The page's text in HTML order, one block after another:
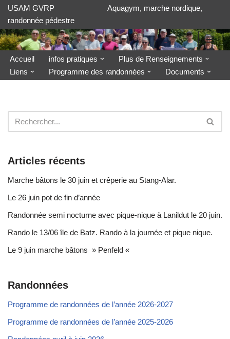
Aller
au
contenu
USAM GVRP Aquagym, marche nordique,
randonnée pédestre
Accueil infos pratiques
Plus de Renseignements
Liens
Programme des randonnées Documents
Articles récents
Marche bâtons le 30 juin et crêperie au Stang-Alar.
Le 26 juin pot de fin d’année
Randonnée semi nocturne avec pique-nique à Lanildut le 20 juin.
Rando le 13/06 île de Batz. Rando à la journée et pique nique.
Le 9 juin marche bâtons » Penfeld «
Randonnées
Programme de randonnées de l’année 2026-2027
Programme de randonnées de l’année 2025-2026